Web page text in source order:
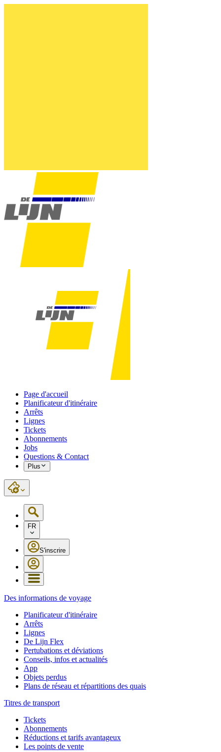
Page d'accueil
Planificateur d'itinéraire
Arrêts
Lignes
Tickets
Abonnements
Jobs
Questions & Contact
Plus
FR
S'inscrire
Des informations de voyage
Planificateur d'itinéraire
Arrêts
Lignes
De Lijn Flex
Pertubations et déviations
Conseils, infos et actualités
App
Objets perdus
Plans de réseau et répartitions des quais
Titres de transport
Tickets
Abonnements
Réductions et tarifs avantageux
Les points de vente